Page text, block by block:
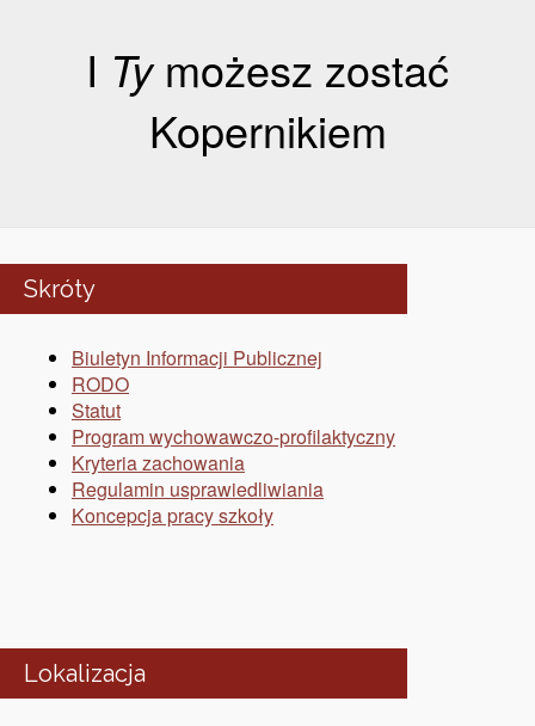
I Tymożesz zostać
Kopernikiem
Skróty
Biuletyn Informacji Publicznej
RODO
Statut
Program wychowawczo-profilaktyczny
Kryteria zachowania
Regulamin usprawiedliwiania
Koncepcja pracy szkoły
Lokalizacja